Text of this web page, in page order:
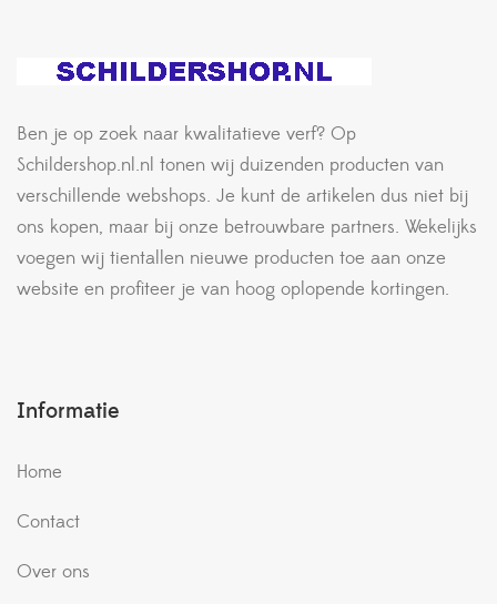
Ben je op zoek naar kwalitatieve verf? Op
Schildershop.nl.nl tonen wij duizenden producten van
verschillende webshops. Je kunt de artikelen dus niet bij
ons kopen, maar bij onze betrouwbare partners. Wekelijks
voegen wij tientallen nieuwe producten toe aan onze
website en profiteer je van hoog oplopende kortingen.
Informatie
Home
Contact
Over ons